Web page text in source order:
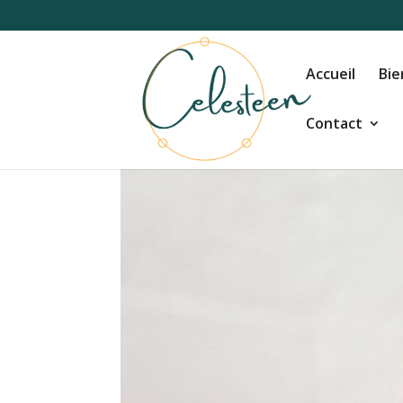
Accueil
Contact